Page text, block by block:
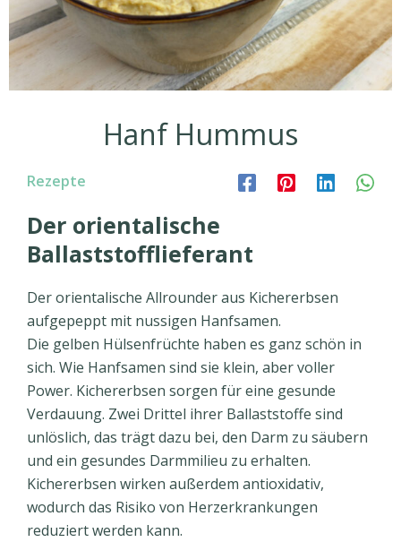
Hanf Hummus
Rezepte
Der orientalische
Ballaststofflieferant
Der orientalische Allrounder aus Kichererbsen
aufgepeppt mit nussigen Hanfsamen.
Die gelben Hülsenfrüchte haben es ganz schön in
sich. Wie Hanfsamen sind sie klein, aber voller
Power. Kichererbsen sorgen für eine gesunde
Verdauung. Zwei Drittel ihrer Ballaststoffe sind
unlöslich, das trägt dazu bei, den Darm zu säubern
und ein gesundes Darmmilieu zu erhalten.
Kichererbsen wirken außerdem antioxidativ,
wodurch das Risiko von Herzerkrankungen
reduziert werden kann.